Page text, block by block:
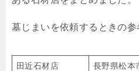
墓じまいを依頼するときの参
田近石材店 長野県松本